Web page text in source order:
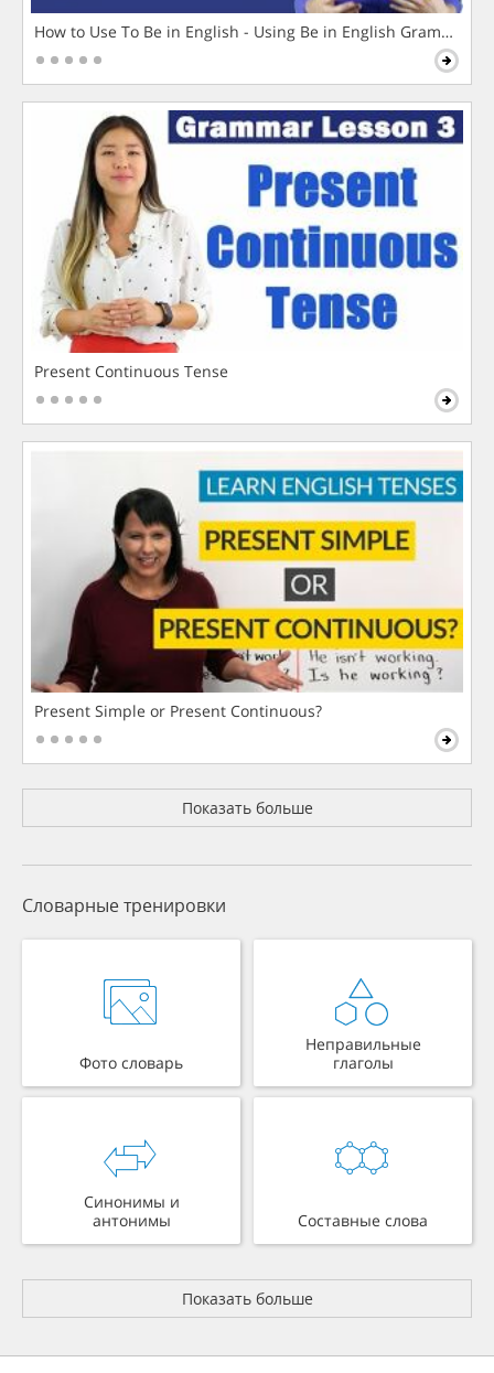
How to Use To Be in English - Using Be in English Grammar
Present Continuous Tense
Present Simple or Present Continuous?
Показать больше
Словарные тренировки
Фото словарь
Неправильные
глаголы
Синонимы и
антонимы
Составные слова
Показать больше